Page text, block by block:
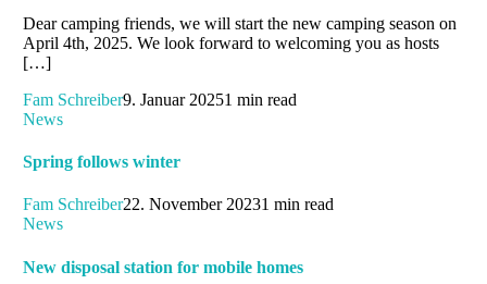
Dear camping friends, we will start the new camping season on
April 4th, 2025. We look forward to welcoming you as hosts
[…]
Fam Schreiber9. Januar 20251 min read
News
Spring follows winter
Fam Schreiber22. November 20231 min read
News
New disposal station for mobile homes